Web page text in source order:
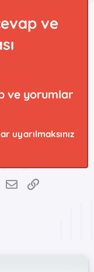
ve
ve yorumlar
uyarılmaksınız
WhatsApp
E-posta